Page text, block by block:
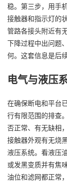
稳。第三步，用手
接触器和指示灯的
管路各接头附近有
下降过程中出问题
何。这套信息是后
电气与液压
在确保断电和平台
行有限范围的排查
否正常、有无缺相
接触器外观有无烧
液压系统。看液压
或发黑变质并有焦
油位和滤网都正常